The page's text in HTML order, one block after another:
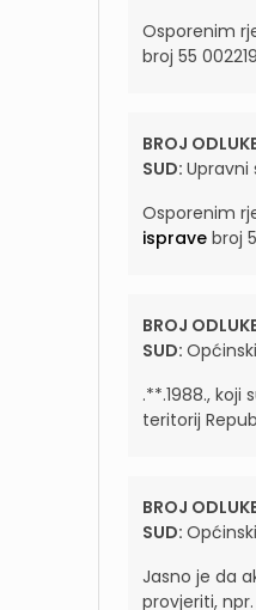
Osporenim
broj 55
BROJ
SUD: Upravni
Osporenim
isprave broj
BROJ
SUD:
.**.1988.,
teritorij
BROJ
SUD:
Jasno je da
provjeriti,